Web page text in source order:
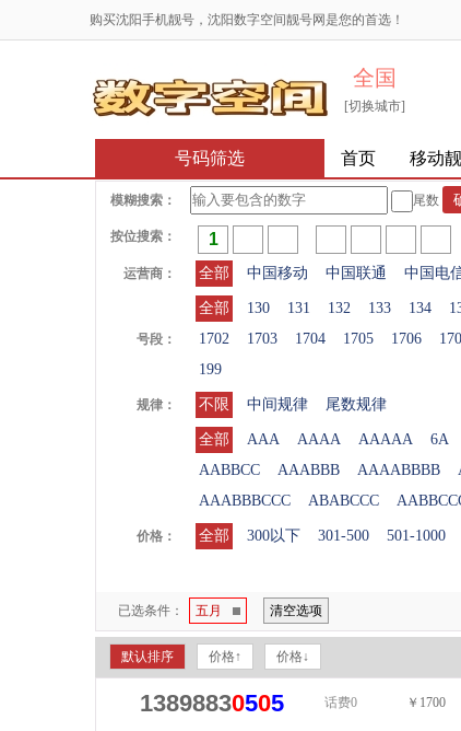
购买沈阳手机靓号，沈阳数字空间靓号网是您的首选！
全国
[切换城市]
号码筛选 首页 移动
模糊搜索： 尾数
按位搜索：
运营商： 全部 中国移动 中国联通 中国电
号段：
全部 130 131 132 133 134
1702
1703 1704 1705 1706
199
规律： 不限 中间规律 尾数规律
全部 AAA AAAA AAAAA 6A
AABBCC
AAABBB AAAABBBB
AAABBBCCC
ABABCCC
价格： 全部 300以下 301-500 501-1000
已选条件： 五月 清空选项
默认排序 价格↑ 价格↓
13898830505 话费0 ￥1700